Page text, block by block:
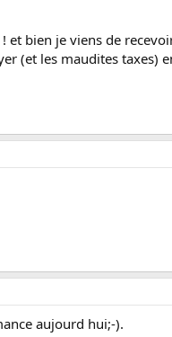
et bien je viens de
(et les maudites taxes)
aujourd hui;-).